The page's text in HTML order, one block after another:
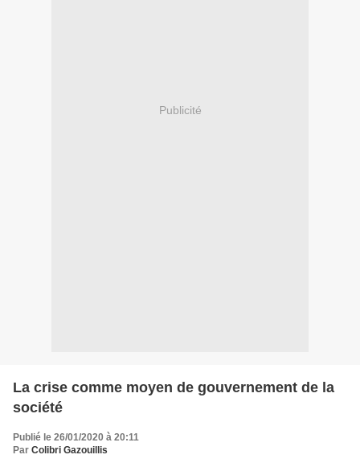
Publicité
La crise comme moyen de gouvernement de la
société
Publié le 26/01/2020 à 20:11
Par Colibri Gazouillis